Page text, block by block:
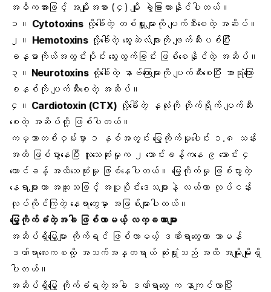
အဓိကအားဖြင့် အမျိုးအစား (၄) မျိုး ခွဲခြားထားနိုင်ပါတယ်။
၁။ Cytotoxins လို့ခေါ်တဲ့ တစ်ရှူးများကို ပျက်စီးစေတဲ့ အဆိပ်။
၂။ Hemotoxins လို့ခေါ်တဲ့ သွေးဆဲလ်များကို ဖျက်ဆီးပစ်ပြီး
ခန္ဓာကိုယ်အတွင်းပိုင်း သွေးထွက်ခြင်း ဖြစ်စေနိုင်တဲ့ အဆိပ်။
၃။ Neurotoxins လို့ခေါ်တဲ့ နာဗ်ကြောများကို ပျက်ဆီးစေပြီး အာရုံကြော
စနစ်ကို ပျက်ဆီးစေတဲ့ အဆိပ်။
၄။ Cardiotoxin (CTX) လို့ခေါ်တဲ့ နှလုံးကို တိုက်ရိုက် ပျက်ဆီး
စေတဲ့ အဆိပ်တို့ ဖြစ်ပါတယ်။
ကမ္ဘာတစ်ဝှမ်းမှာ ၁ နှစ်အတွင်း မြွေကိုက်မှုပေါင်း ၁.၈ သန်း
အထိ ဖြစ်ပွားနေပြီး လူသေဆုံးမှုက ၂ သောင်းခန့်ကနေ ၉ သောင်း ၄
ထောင်ခန့် အထိသေဆုံးမှု ဖြစ်နေပါတယ်။ မြွေကိုက်မှု ဖြစ်ပွားတဲ့
နေရာများဟာ အထူးသဖြင့် အပူပိုင်းဒေသများနဲ့ လယ်ယာ လုပ်ငန်း
လုပ်ကိုင်ကြတဲ့ နေရာတွေမှာ အဖြစ်များပါတယ်။
မြွေကိုက်ခံတဲ့အခါ ဖြစ်လာမယ့် လက္ခဏာများ
အဆိပ်ရှိမြွေများ ကိုက်ရင် ဖြစ်လာမယ့် ဒဏ်ရာတွေဟာ သာမန်
ဒဏ်ရာလေးကစလို့ အသက်အန္တရာယ် ဆုံးရှုံးသည် အထိ အမျိုးမျိုးရှိ
ပါတယ်။
အဆိပ်ရှိမြွေ ကိုက်ခံရတဲ့အခါ ဒဏ်ရာတွေ က နာကျင်လာပြီး